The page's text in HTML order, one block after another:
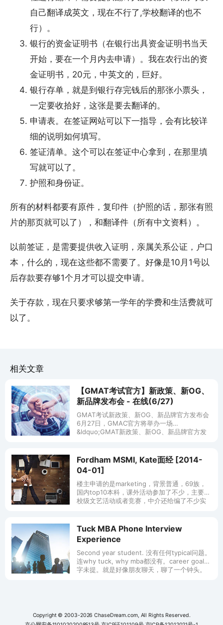
自己翻译成英文，现在不行了,学校翻译的也不
行）。
银行的资金证明书（在银行出具资金证明书当天
开始，要在一个月内去申请）。我在农行出的资
金证明书，20元，中英文的，巨好。
银行存单，就是到银行存完钱后的那张小票头，
一定要收拾好，这张是要去翻译的。
申请表。在签证网站可以下一指导，会有比较详
细的说明如何填写。
签证清单。这个可以在签证中心拿到，在那里填
写就可以了。
护照和身份证。
所有的材料都要有原件，复印件（护照的话，那张有照
片的那页就可以了），和翻译件（所有中文资料）。
以前签证，是需要提供收入证明，亲属关系公证，户口
本，什么的，现在这些都不需要了。好像是10月1号以
后存款要存够1个月才可以提交申请。
关于存款，现在只要求够第一学年的学费和生活费就可
以了。
相关文章
【GMAT考试官方】新政策、新OG、
新品牌发布会 - 在线(6/27)
GMAT考试新政策、新OG、新品牌官方发布会
6月27日，GMAC官方将举办一场
&ldquo;GMAT新政策、新OG、新品牌官方发
Fordham MSMI, Kate面经 [2014-
04-01]
楼主申请的是marketing，背景普通，69族，
国内top10本科，课外活动参加了不少，主要是
校级文艺活动或者竞赛，中介还给编了不少实
Tuck MBA Phone Interview
Experience
Second year student. 没有任何typical问题。
连why tuck, why mba都没有。career goal只
字未提。就是好像朋友聊天，聊了一个钟头。
Copyright © 2003-2026 ChaseDream.com, All Rights Reserved.